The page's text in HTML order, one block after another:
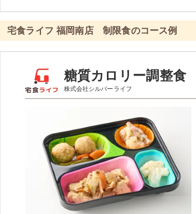
※一例です。メニューにより前後します
彩り旬菜プラスのメニュー例
エビと青梗菜の塩あん
あさりとじゃが芋のピリ辛醤油仕立て
白滝と蒲鉾の煮物
※メニューの補足
※ その他備考
宅食ライフ 福岡南店 制限食のコース例
糖質カロリー調整食
株式会社シルバーライフ